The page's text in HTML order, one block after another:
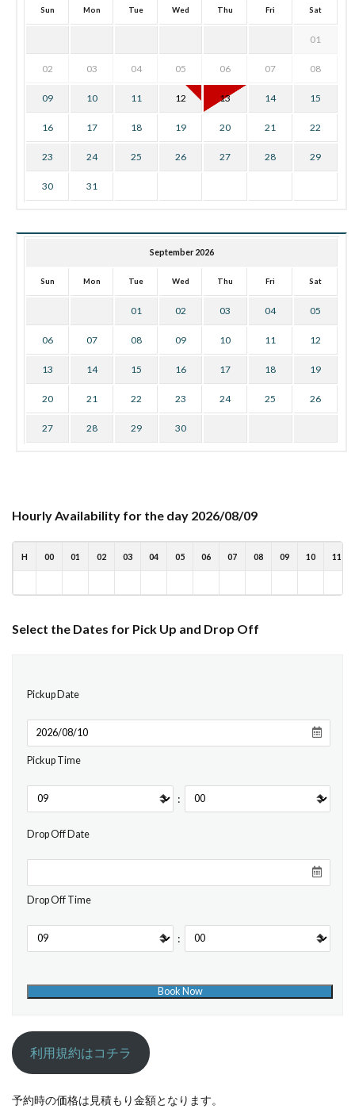
Sun Mon Tue Wed Thu Fri Sat
01
02 03 04 05 06 07 08
09 10 11 12 13 14 15
16 17 18 19 20 21 22
23 24 25 26 27 28 29
30 31
September 2026
Sun Mon Tue Wed Thu Fri Sat
01 02 03 04 05
06 07 08 09 10 11 12
13 14 15 16 17 18 19
20 21 22 23 24 25 26
27 28 29 30
Hourly Availability for the day 2026/08/09
H 00 01 02 03 04 05 06 07 08 09 10 11
Select the Dates for Pick Up and Drop Off
Pickup Date
Pickup Time
:
Drop Off Date
Drop Off Time
:
利用規約はコチラ
予約時の価格は見積もり金額となります。